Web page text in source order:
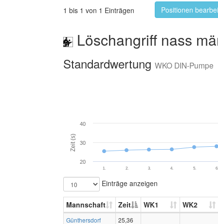
1 bis 1 von 1 Einträgen Positionen
Löschangriff nass
Standardwertung WKO DIN-Pumpe
Zeit (s)
1. 2. 3. 4. 5. 6.
20
30
40
Einträge anzeigen
Mannschaft Zeit WK1 WK2
Günthersdorf
25,36